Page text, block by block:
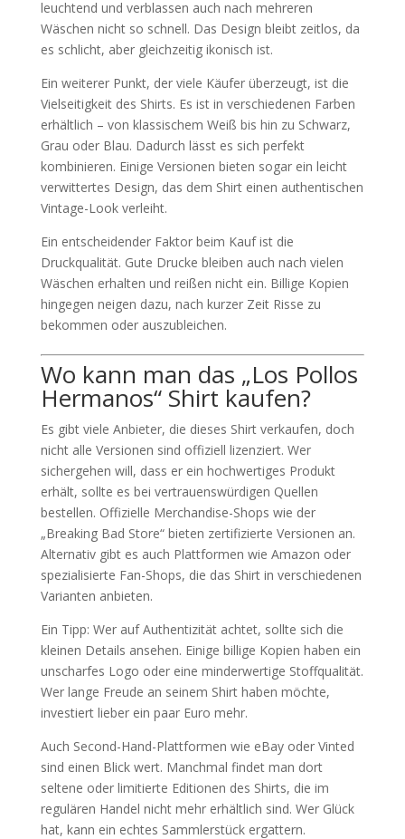
leuchtend und verblassen auch nach mehreren
Wäschen nicht so schnell. Das Design bleibt zeitlos, da
es schlicht, aber gleichzeitig ikonisch ist.
Ein weiterer Punkt, der viele Käufer überzeugt, ist die
Vielseitigkeit des Shirts. Es ist in verschiedenen Farben
erhältlich – von klassischem Weiß bis hin zu Schwarz,
Grau oder Blau. Dadurch lässt es sich perfekt
kombinieren. Einige Versionen bieten sogar ein leicht
verwittertes Design, das dem Shirt einen authentischen
Vintage-Look verleiht.
Ein entscheidender Faktor beim Kauf ist die
Druckqualität. Gute Drucke bleiben auch nach vielen
Wäschen erhalten und reißen nicht ein. Billige Kopien
hingegen neigen dazu, nach kurzer Zeit Risse zu
bekommen oder auszubleichen.
Wo kann man das „Los Pollos
Hermanos“ Shirt kaufen?
Es gibt viele Anbieter, die dieses Shirt verkaufen, doch
nicht alle Versionen sind offiziell lizenziert. Wer
sichergehen will, dass er ein hochwertiges Produkt
erhält, sollte es bei vertrauenswürdigen Quellen
bestellen. Offizielle Merchandise-Shops wie der
„Breaking Bad Store“ bieten zertifizierte Versionen an.
Alternativ gibt es auch Plattformen wie Amazon oder
spezialisierte Fan-Shops, die das Shirt in verschiedenen
Varianten anbieten.
Ein Tipp: Wer auf Authentizität achtet, sollte sich die
kleinen Details ansehen. Einige billige Kopien haben ein
unscharfes Logo oder eine minderwertige Stoffqualität.
Wer lange Freude an seinem Shirt haben möchte,
investiert lieber ein paar Euro mehr.
Auch Second-Hand-Plattformen wie eBay oder Vinted
sind einen Blick wert. Manchmal findet man dort
seltene oder limitierte Editionen des Shirts, die im
regulären Handel nicht mehr erhältlich sind. Wer Glück
hat, kann ein echtes Sammlerstück ergattern.